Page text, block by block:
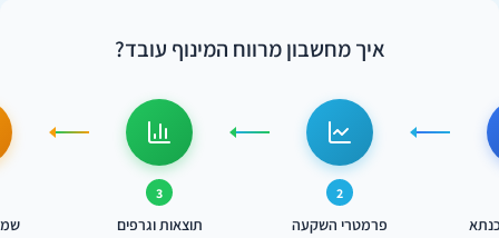
איך מחשבון מרווח המינוף עובד?
2
פרמטרי השקעה
3
תוצאות וגרפים